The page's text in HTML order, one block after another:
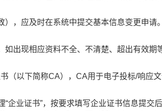
，应及时在系统中提交基本信息变更申请
出现相应资料不全、不清楚、超出有效期
（以下简称CA），CA用于电子投标/响应
企业证书”，按要求填写企业证书信息提交